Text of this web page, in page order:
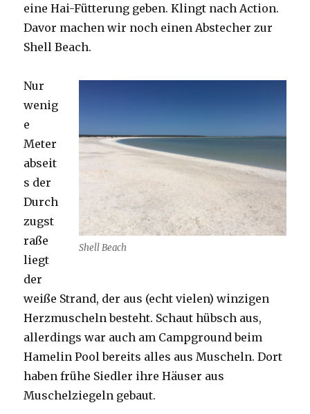
eine Hai-Fütterung geben. Klingt nach Action.
Davor machen wir noch einen Abstecher zur
Shell Beach.
Shell Beach
Nur
wenig
e
Meter
abseit
s der
Durch
zugst
raße
liegt
der
weiße Strand, der aus (echt vielen) winzigen
Herzmuscheln besteht. Schaut hübsch aus,
allerdings war auch am Campground beim
Hamelin Pool bereits alles aus Muscheln. Dort
haben frühe Siedler ihre Häuser aus
Muschelziegeln gebaut.